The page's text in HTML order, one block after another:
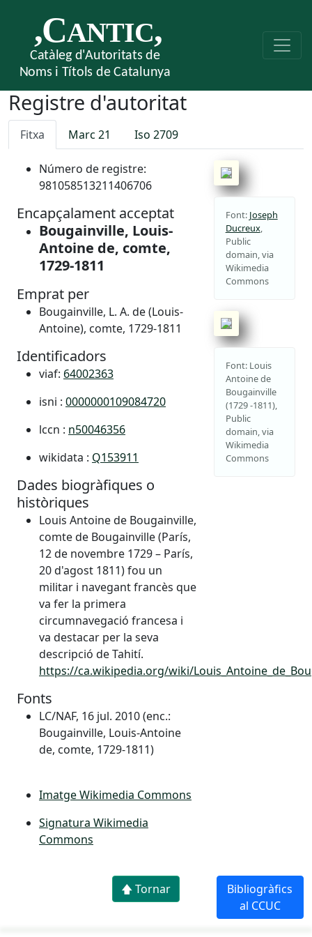
Registre d'autoritat
Fitxa Marc 21 Iso 2709
Número de registre:
981058513211406706
Encapçalament acceptat
Bougainville, Louis-
Antoine de, comte,
1729-1811
Emprat per
Bougainville, L. A. de (Louis-
Antoine), comte, 1729-1811
Identificadors
viaf: 64002363
isni : 0000000109084720
lccn : n50046356
wikidata : Q153911
Dades biogràfiques o
històriques
Louis Antoine de Bougainville,
comte de Bougainville (París,
12 de novembre 1729 – París,
20 d'agost 1811) fou un
militar i navegant francès que
va fer la primera
circumnavegació francesa i
va destacar per la seva
descripció de Tahití.
https://ca.wikipedia.org/wiki/
Fonts
LC/NAF, 16 jul. 2010 (enc.:
Bougainville, Louis-Antoine
de, comte, 1729-1811)
Imatge Wikimedia Commons
Signatura Wikimedia
Commons
Font: Joseph
Ducreux,
Public
domain, via
Wikimedia
Commons
Font: Louis
Antoine de
Bougainville
(1729 -1811),
Public
domain, via
Wikimedia
Commons
🡅 Tornar
Bibliogràfics
al CCUC